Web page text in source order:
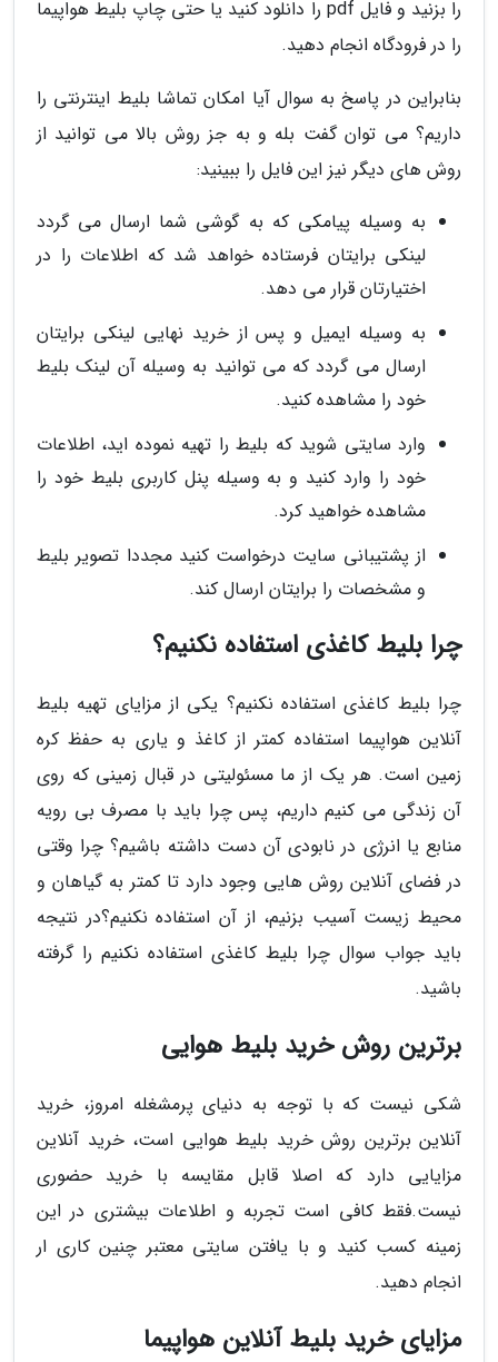
را بزنید و فایل pdf را دانلود کنید یا حتی چاپ بلیط هواپیما
را در فرودگاه انجام دهید.
بنابراین در پاسخ به سوال آیا امکان تماشا بلیط اینترنتی را
داریم؟ می توان گفت بله و به جز روش بالا می توانید از
روش های دیگر نیز این فایل را ببینید:
به وسیله پیامکی که به گوشی شما ارسال می گردد
لینکی برایتان فرستاده خواهد شد که اطلاعات را در
اختیارتان قرار می دهد.
به وسیله ایمیل و پس از خرید نهایی لینکی برایتان
ارسال می گردد که می توانید به وسیله آن لینک بلیط
خود را مشاهده کنید.
وارد سایتی شوید که بلیط را تهیه نموده اید، اطلاعات
خود را وارد کنید و به وسیله پنل کاربری بلیط خود را
مشاهده خواهید کرد.
از پشتیبانی سایت درخواست کنید مجددا تصویر بلیط
و مشخصات را برایتان ارسال کند.
چرا بلیط کاغذی استفاده نکنیم؟
چرا بلیط کاغذی استفاده نکنیم؟ یکی از مزایای تهیه بلیط
آنلاین هواپیما استفاده کمتر از کاغذ و یاری به حفظ کره
زمین است. هر یک از ما مسئولیتی در قبال زمینی که روی
آن زندگی می کنیم داریم، پس چرا باید با مصرف بی رویه
منابع یا انرژی در نابودی آن دست داشته باشیم؟ چرا وقتی
در فضای آنلاین روش هایی وجود دارد تا کمتر به گیاهان و
محیط زیست آسیب بزنیم، از آن استفاده نکنیم؟در نتیجه
باید جواب سوال چرا بلیط کاغذی استفاده نکنیم را گرفته
باشید.
برترین روش خرید بلیط هوایی
شکی نیست که با توجه به دنیای پرمشغله امروز، خرید
آنلاین برترین روش خرید بلیط هوایی است، خرید آنلاین
مزایایی دارد که اصلا قابل مقایسه با خرید حضوری
نیست.فقط کافی است تجربه و اطلاعات بیشتری در این
زمینه کسب کنید و با یافتن سایتی معتبر چنین کاری ار
انجام دهید.
مزایای خرید بلیط آنلاین هواپیما